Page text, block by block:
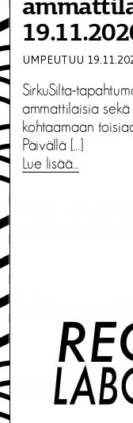
UMPEUTUU
SirkuSilta-
ammattilaisia
kohtaamaan
Päivällä […]
Lue lisää…